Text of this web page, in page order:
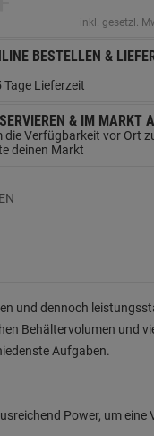
inkl. gesetzl.
BESTELLEN &
Tage Lieferzeit
& IM MARKT
die Verfügbarkeit vor Ort
deinen Markt
und dennoch
Behältervolumen und
Aufgaben.
Power, um eine